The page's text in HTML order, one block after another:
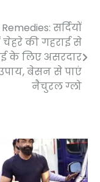
सर्दियों
की गहराई से
के लिए असरदार
बेसन से पाएं
नैचुरल ग्लो